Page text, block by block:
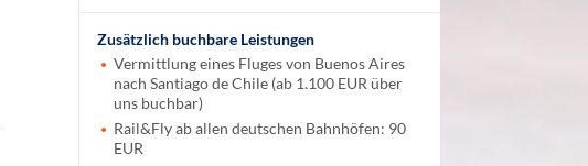
Zusätzlich buchbare Leistungen
Vermittlung eines Fluges von Buenos Aires
nach Santiago de Chile (ab 1.100 EUR über
uns buchbar)
Rail&Fly ab allen deutschen Bahnhöfen: 90
EUR